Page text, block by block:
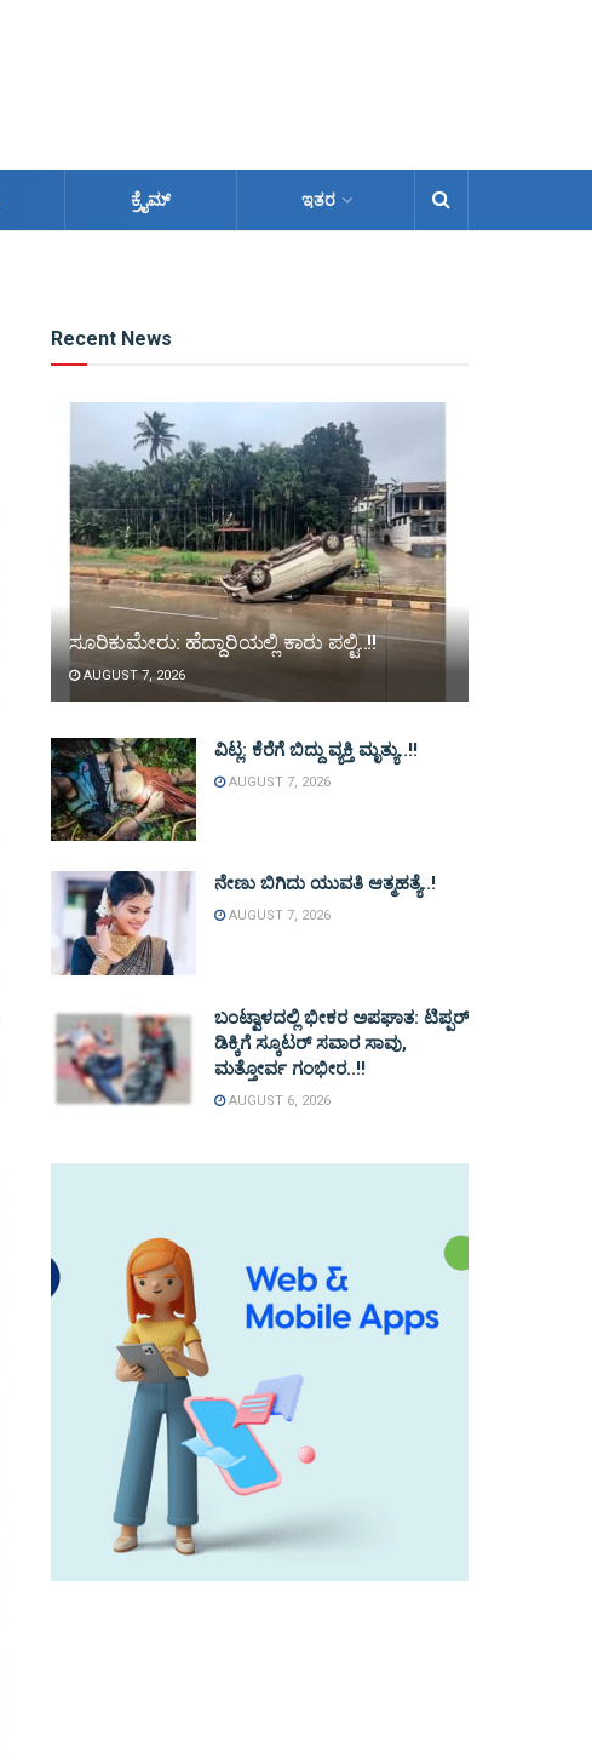
ಕ್ರೈಮ್ ಇತರ
Recent News
ಸೂರಿಕುಮೇರು: ಹೆದ್ದಾರಿಯಲ್ಲಿ ಕಾರು ಪಲ್ಟಿ..!!
AUGUST 7, 2026
ವಿಟ್ಲ: ಕೆರೆಗೆ ಬಿದ್ದು ವ್ಯಕ್ತಿ ಮೃತ್ಯು..!!
AUGUST 7, 2026
ನೇಣು ಬಿಗಿದು ಯುವತಿ ಆತ್ಮಹತ್ಯೆ..!
AUGUST 7, 2026
ಬಂಟ್ವಾಳದಲ್ಲಿ ಭೀಕರ ಅಪಘಾತ: ಟಿಪ್ಪರ್
ಡಿಕ್ಕಿಗೆ ಸ್ಕೂಟರ್ ಸವಾರ ಸಾವು,
ಮತ್ತೋರ್ವ ಗಂಭೀರ..!!
AUGUST 6, 2026